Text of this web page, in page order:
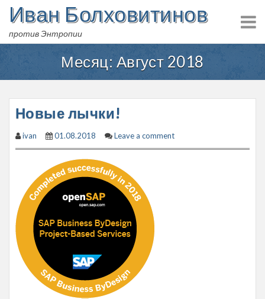
Skip
content
Иван Болховитинов
против Энтропии
Месяц: Август 2018
Новые лычки!
ivan 01.08.2018 Leave a comment